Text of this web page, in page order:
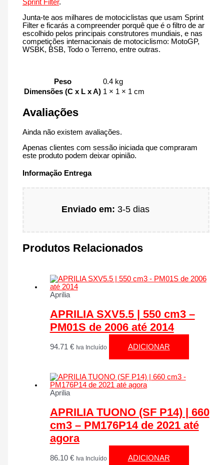
Sprint Filter.
Junta-te aos milhares de motociclistas que usam Sprint
Filter e ficarás a compreender porquê que é o filtro de ar
escolhido pelos principais construtores mundiais, e nas
competições internacionais de motociclismo: MotoGP,
WSBK, BSB, Todo o Terreno, entre outras.
Peso
0.4 kg
Dimensões (C x L x A) 1 × 1 × 1 cm
Avaliações
Ainda não existem avaliações.
Apenas clientes com sessão iniciada que compraram
este produto podem deixar opinião.
Informação Entrega
Enviado em: 3-5 dias
Produtos Relacionados
Aprilia
APRILIA SXV5.5 | 550 cm3 –
PM01S de 2006 até 2014
94.71 € Iva Incluído ADICIONAR
Aprilia
APRILIA TUONO (SF P14) | 660
cm3 – PM176P14 de 2021 até
agora
86.10 € Iva Incluído ADICIONAR